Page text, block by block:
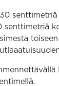
senttimetriä
senttimetriä